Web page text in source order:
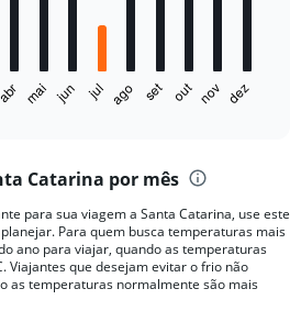
abr mai jun jul ago set out nov dez
Catarina por mês
para sua viagem a Santa Catarina, use este
Para quem busca temperaturas mais
ano para viajar, quando as temperaturas
Viajantes que desejam evitar o frio não
as temperaturas normalmente são mais